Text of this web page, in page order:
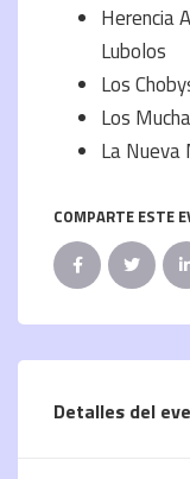
Herencia
Lubolos
Los
Los
La
COMPARTE ESTE
Detalles del